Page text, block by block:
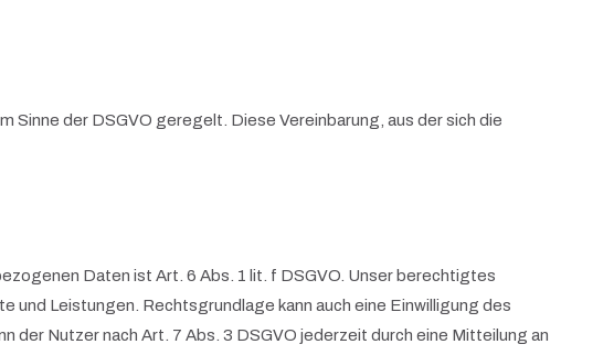
Sinne der DSGVO geregelt. Diese Vereinbarung, aus der sich die
Daten ist Art. 6 Abs. 1 lit. f DSGVO. Unser berechtigtes
und Leistungen. Rechtsgrundlage kann auch eine Einwilligung des
der Nutzer nach Art. 7 Abs. 3 DSGVO jederzeit durch eine Mitteilung an